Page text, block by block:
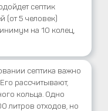
септик
(от 5 человек)
на 10 колец,
септика важно
рассчитывают,
кольца. Одно
литров отходов, но